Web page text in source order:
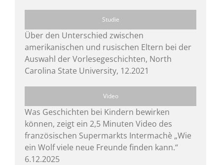
Studie
Über den Unterschied zwischen
amerikanischen und rusischen Eltern bei der
Auswahl der Vorlesegeschichten, North
Carolina State University, 12.2021
Video
Was Geschichten bei Kindern bewirken
können, zeigt ein 2,5 Minuten Video des
französischen Supermarkts Intermachè „Wie
ein Wolf viele neue Freunde finden kann.“
6.12.2025